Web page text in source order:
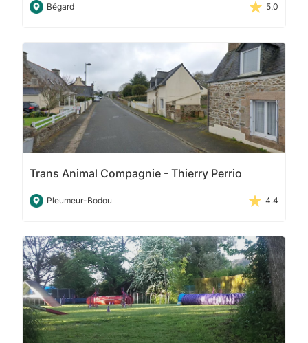
Bégard 5.0
Trans Animal Compagnie - Thierry Perrio
Pleumeur-Bodou 4.4